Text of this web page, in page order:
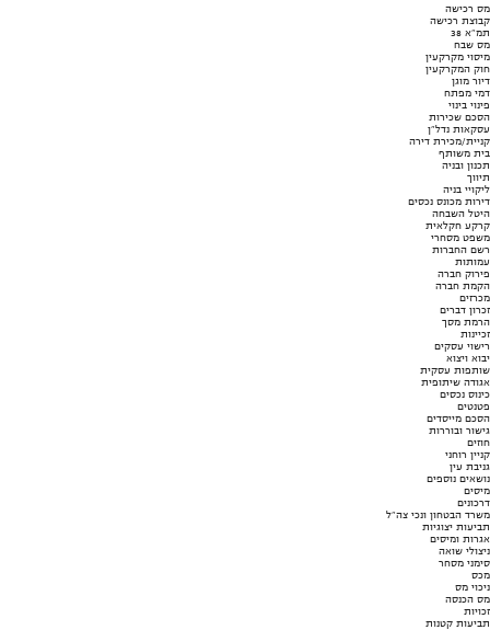
מס רכישה
קבוצת רכישה
תמ"א 38
מס שבח
מיסוי מקרקעין
חוק המקרקעין
דיור מוגן
דמי מפתח
פינוי בינוי
הסכם שכירות
עסקאות נדל"ן
קניית/מכירת דירה
בית משותף
תכנון ובניה
תיווך
ליקויי בניה
דירות מכונס נכסים
היטל השבחה
קרקע חקלאית
משפט מסחרי
רשם החברות
עמותות
פירוק חברה
הקמת חברה
מכרזים
זכרון דברים
הרמת מסך
זכיינות
רישוי עסקים
יבוא ויצוא
שותפות עסקית
אגודה שיתופית
כינוס נכסים
פטנטים
הסכם מייסדים
גישור ובוררות
חוזים
קניין רוחני
גניבת עין
נושאים נוספים
מיסים
דרכונים
משרד הבטחון ונכי צה"ל
תביעות יצוגיות
אגרות ומיסים
ניצולי שואה
סימני מסחר
מכס
ניכוי מס
מס הכנסה
זכויות
תביעות קטנות